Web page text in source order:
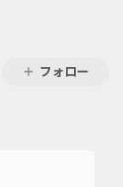
フォロー